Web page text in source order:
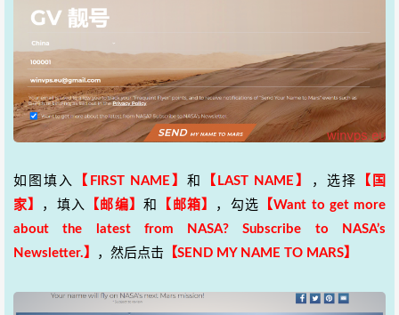
如图填入 【FIRST NAME】 和 【LAST NAME】 ，选择
【国
家】
，填入 【邮编】和 【邮箱】 ，勾选 【Want to get more
about the latest from NASA? Subscribe to NASA’s
Newsletter.】
，然后点击 【SEND MY NAME TO MARS】